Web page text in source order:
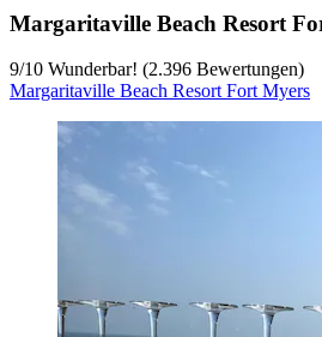
Margaritaville Beach Resort
9/10 Wunderbar! (2.396 Bewertungen)
Margaritaville Beach Resort Fort Myers